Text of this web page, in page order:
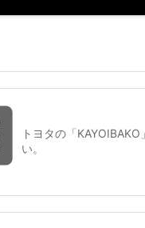
トヨタの「
い。